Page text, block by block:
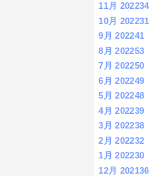
11月 202234
10月 202231
9月 202241
8月 202253
7月 202250
6月 202249
5月 202248
4月 202239
3月 202238
2月 202232
1月 202230
12月 202136